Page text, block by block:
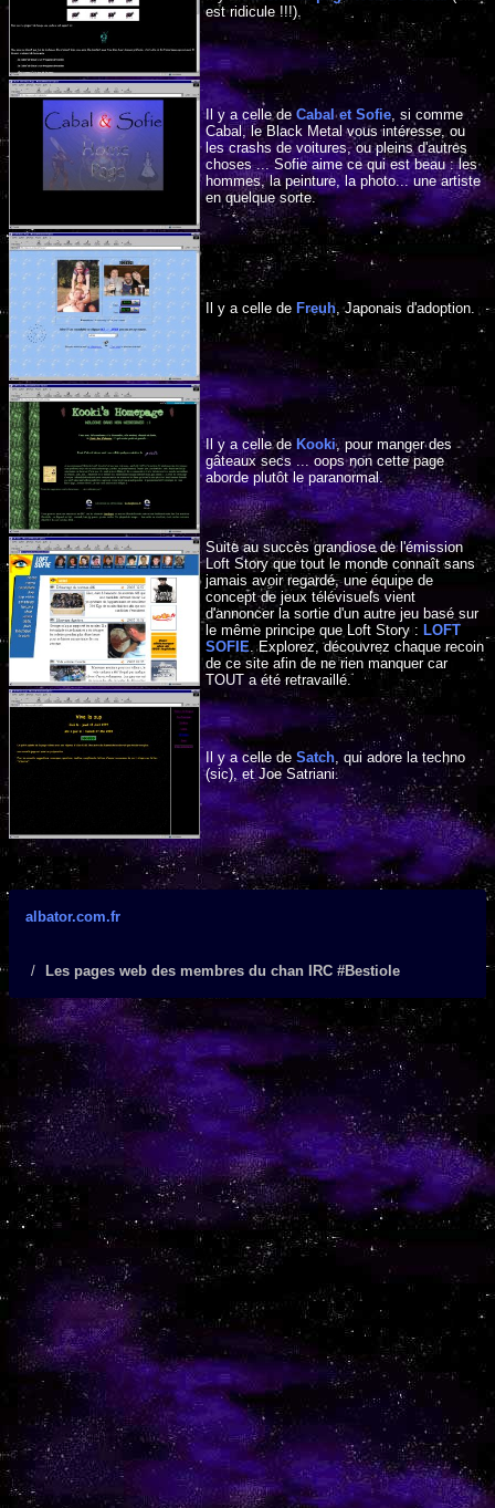
est ridicule !!!).
Il y a celle de Cabal et Sofie, si comme
Cabal, le Black Metal vous intéresse, ou
les crashs de voitures, ou pleins d'autres
choses ... Sofie aime ce qui est beau : les
hommes, la peinture, la photo... une artiste
en quelque sorte.
Il y a celle de Freuh, Japonais d'adoption.
Il y a celle de Kooki, pour manger des
gâteaux secs ... oops non cette page
aborde plutôt le paranormal.
Suite au succès grandiose de l'émission
Loft Story que tout le monde connaît sans
jamais avoir regardé, une équipe de
concept de jeux télévisuels vient
d'annoncer la sortie d'un autre jeu basé sur
le même principe que Loft Story : LOFT
SOFIE. Explorez, découvrez chaque recoin
de ce site afin de ne rien manquer car
TOUT a été retravaillé.
Il y a celle de Satch, qui adore la techno
(sic), et Joe Satriani.
albator.com.fr
Les pages web des membres du chan IRC #Bestiole